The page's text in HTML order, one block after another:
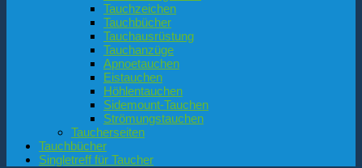
Tauchzeichen
Tauchbücher
Tauchausrüstung
Tauchanzüge
Apnoetauchen
Eistauchen
Höhlentauchen
Sidemount-Tauchen
Strömungstauchen
Taucherseiten
Tauchbücher
Singletreff für Taucher